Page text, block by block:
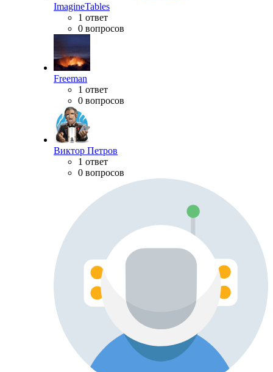
ImagineTables
1 ответ
0 вопросов
Freeman
1 ответ
0 вопросов
Виктор Петров
1 ответ
0 вопросов